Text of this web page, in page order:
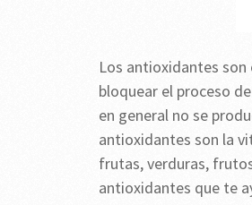
Los antioxidantes
bloquear el proceso
en general no se
antioxidantes son la
frutas, verduras,
antioxidantes que te